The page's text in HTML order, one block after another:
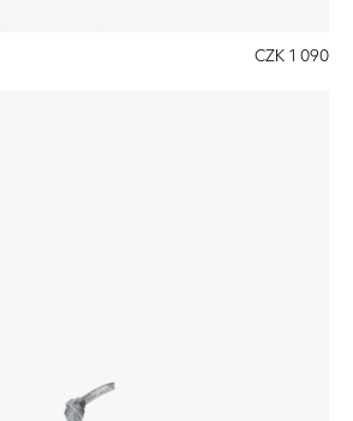
CZK 1 090